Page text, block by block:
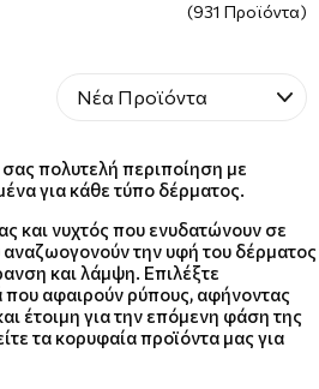
(931 Προϊόντα)
πολυτελή περιποίηση με
για κάθε τύπο δέρματος.
και νυχτός που ενυδατώνουν σε
την υφή του δέρματος
και λάμψη. Επιλέξτε
που αφαιρούν ρύπους, αφήνοντας
έτοιμη για την επόμενη φάση της
τα κορυφαία προϊόντα μας για